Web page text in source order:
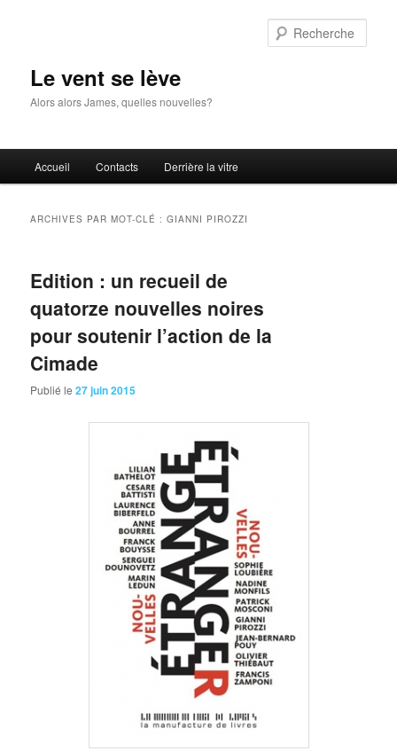
Le vent se lève
Alors alors James, quelles nouvelles?
principal
Accueil Contacts Derrière la vitre
ARCHIVES PAR MOT-CLÉ :GIANNI PIROZZI
Edition : un recueil de
quatorze nouvelles noires
pour soutenir l’action de la
Cimade
Publié le27 juin 2015